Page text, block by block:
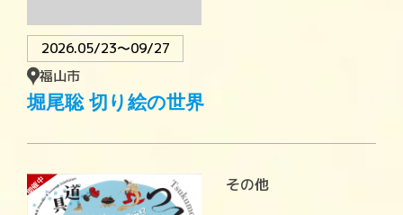
2026.05/23〜09/27
福山市
堀尾聡 切り絵の世界
開催中 その他